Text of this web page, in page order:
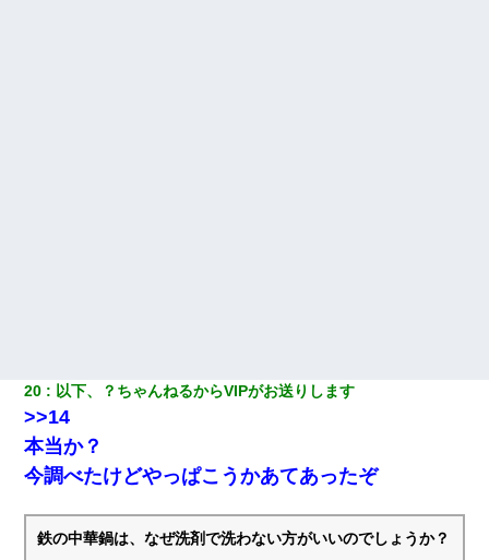
20 以下、？ちゃんねるからVIPがお送りします
>>14
本当か？
今調べたけどやっぱこうかあてあったぞ
鉄の中華鍋は、なぜ洗剤で洗わない方がいいのでしょうか？